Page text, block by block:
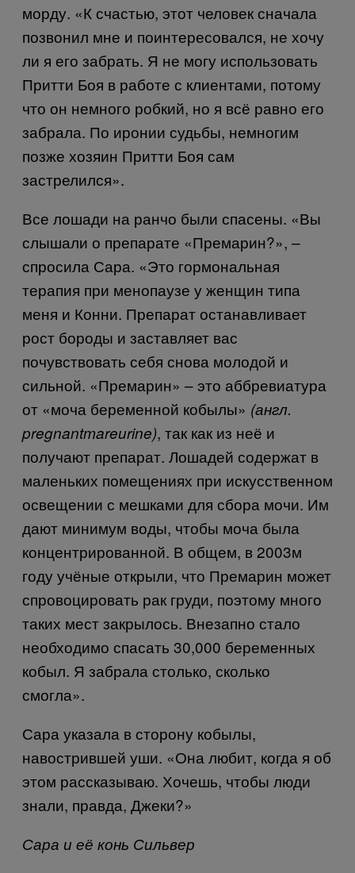
морду. «К счастью, этот человек сначала
позвонил мне и поинтересовался, не хочу
ли я его забрать. Я не могу использовать
Притти Боя в работе с клиентами, потому
что он немного робкий, но я всё равно его
забрала. По иронии судьбы, немногим
позже хозяин Притти Боя сам
застрелился».
Все лошади на ранчо были спасены. «Вы
слышали о препарате «Премарин?», –
спросила Сара. «Это гормональная
терапия при менопаузе у женщин типа
меня и Конни. Препарат останавливает
рост бороды и заставляет вас
почувствовать себя снова молодой и
сильной. «Премарин» – это аббревиатура
от «моча беременной кобылы» (англ.
pregnantmareurine), так как из неё и
получают препарат. Лошадей содержат в
маленьких помещениях при искусственном
освещении с мешками для сбора мочи. Им
дают минимум воды, чтобы моча была
концентрированной. В общем, в 2003м
году учёные открыли, что Премарин может
спровоцировать рак груди, поэтому много
таких мест закрылось. Внезапно стало
необходимо спасать 30,000 беременных
кобыл. Я забрала столько, сколько
смогла».
Сара указала в сторону кобылы,
навострившей уши. «Она любит, когда я об
этом рассказываю. Хочешь, чтобы люди
знали, правда, Джеки?»
Сара и её конь Сильвер